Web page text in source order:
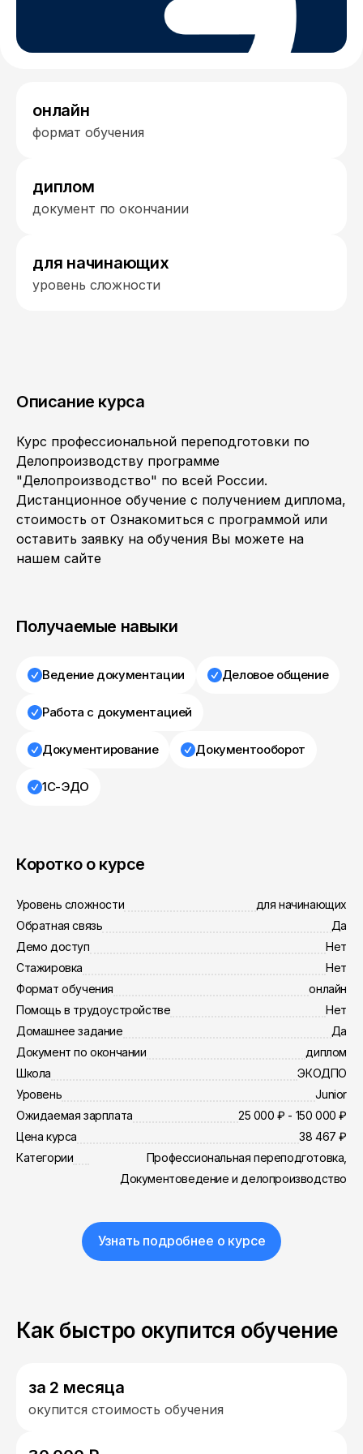
онлайн
формат обучения
диплом
документ по окончании
для начинающих
уровень сложности
Описание курса
Курс профессиональной переподготовки по
Делопроизводству программе
"Делопроизводство" по всей России.
Дистанционное обучение с получением диплома,
стоимость от Ознакомиться с программой или
оставить заявку на обучения Вы можете на
нашем сайте
Получаемые навыки
Ведение документации Деловое общение
Работа с документацией
Документирование Документооборот
1С-ЭДО
Коротко о курсе
Уровень сложности
для начинающих
Обратная связь
Да
Демо доступ
Нет
Стажировка
Нет
Формат обучения
онлайн
Помощь в трудоустройстве
Нет
Домашнее задание
Да
Документ по окончании
диплом
Школа
ЭКОДПО
Уровень
Junior
Ожидаемая зарплата
25 000 ₽ - 150 000 ₽
Цена курса
38 467 ₽
Категории
Профессиональная переподготовка,
Документоведение и делопроизводство
Узнать подробнее о курсе
Как быстро окупится обучение
за 2 месяца
окупится стоимость обучения